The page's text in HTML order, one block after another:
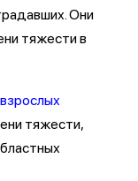
Они
тяжести в
тяжести,